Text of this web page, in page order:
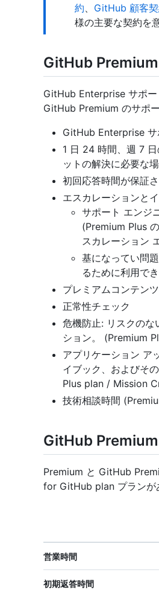
約、 GitHub 顧客
様の主要な契約を
GitHub
GitHub Enterprise サポ
GitHub Premium のサポ
GitHub Enterprise サ
1 日 24 時間、週 7
ットの解決に必要な
初回応答時間が保証
エスカレーションと
サポート エンジ
(Premium Plus
スカレーション
基になってい問
るために利用で
プレミアムコンテン
正常性チェック
危機防止: リスクのな
ション。 (Premium
アプリケーション ア
イブック、およびそ
Plus plan / Mission
技術相談時間
GitHub
Premium と GitHub
for GitHub plan プランが
営業時間
初期返答時間